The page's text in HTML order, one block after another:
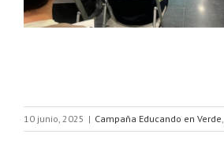
10 junio, 2025 | Campaña Educando en Verde,